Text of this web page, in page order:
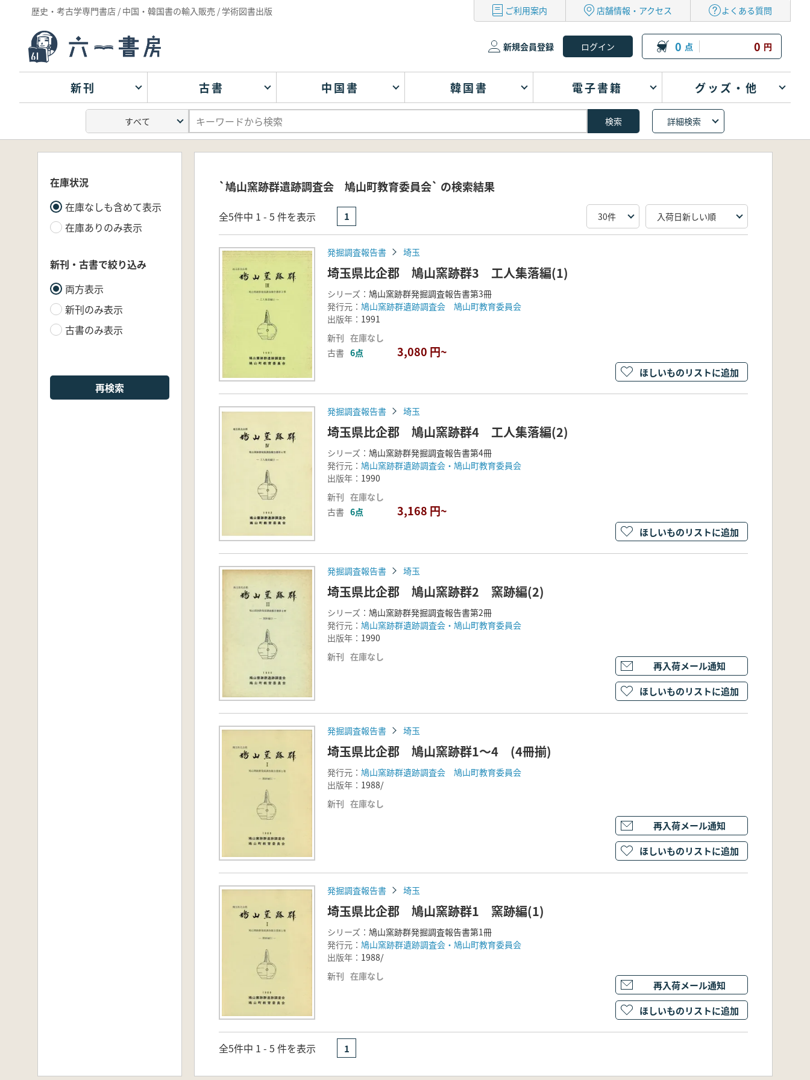
歴史・考古学専門書店 / 中国・韓国書の輸入販売 / 学術図書出版 ご利用案内 店舗情報・アクセス よくある質問
新規会員登録 0 点 0 円
新刊 古書 中国書 韓国書 電子書籍 グッズ・他
詳細検索
在庫状況
在庫なしも含めて表示
在庫ありのみ表示
新刊・古書で絞り込み
両方表示
新刊のみ表示
古書のみ表示
再検索
`鳩山窯跡群遺跡調査会 鳩山町教育委員会` の検索結果
全5件中 1 - 5 件を表示 1
発掘調査報告書 埼玉
埼玉県比企郡 鳩山窯跡群3 工人集落編(1)
シリーズ： 鳩山窯跡群発掘調査報告書第3冊
発行元： 鳩山窯跡群遺跡調査会 鳩山町教育委員会
出版年： 1991
新刊 在庫なし
古書 6点 3,080 円~
ほしいものリストに追加
発掘調査報告書 埼玉
埼玉県比企郡 鳩山窯跡群4 工人集落編(2)
シリーズ： 鳩山窯跡群発掘調査報告書第4冊
発行元： 鳩山窯跡群遺跡調査会・鳩山町教育委員会
出版年： 1990
新刊 在庫なし
古書 6点 3,168 円~
ほしいものリストに追加
発掘調査報告書 埼玉
埼玉県比企郡 鳩山窯跡群2 窯跡編(2)
シリーズ： 鳩山窯跡群発掘調査報告書第2冊
発行元： 鳩山窯跡群遺跡調査会・鳩山町教育委員会
出版年： 1990
新刊 在庫なし
再入荷メール通知
ほしいものリストに追加
発掘調査報告書 埼玉
埼玉県比企郡 鳩山窯跡群1～4 (4冊揃)
発行元： 鳩山窯跡群遺跡調査会 鳩山町教育委員会
出版年： 1988/
新刊 在庫なし
再入荷メール通知
ほしいものリストに追加
発掘調査報告書 埼玉
埼玉県比企郡 鳩山窯跡群1 窯跡編(1)
シリーズ： 鳩山窯跡群発掘調査報告書第1冊
発行元： 鳩山窯跡群遺跡調査会・鳩山町教育委員会
出版年： 1988/
新刊 在庫なし
再入荷メール通知
ほしいものリストに追加
全5件中 1 - 5 件を表示 1